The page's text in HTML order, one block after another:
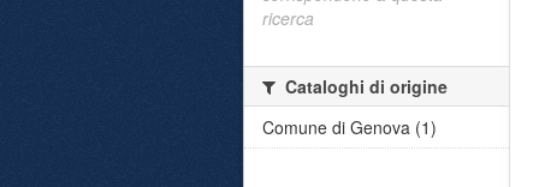
ricerca
Cataloghi di origine
Comune di Genova (1)